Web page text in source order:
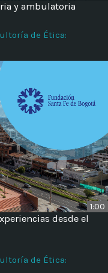
y ambulatoria
de Ética:
1:00
desde el
de Ética: